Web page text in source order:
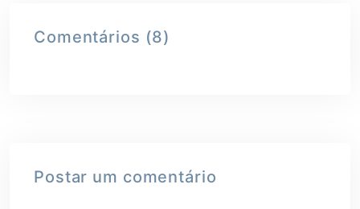
Comentários (8)
Postar um comentário